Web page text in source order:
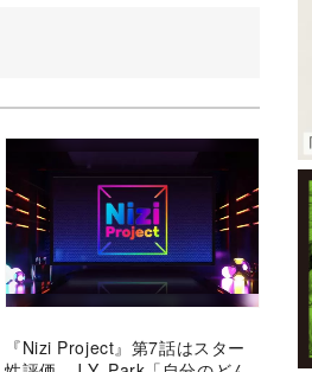
『Nizi Project』第7話はスター